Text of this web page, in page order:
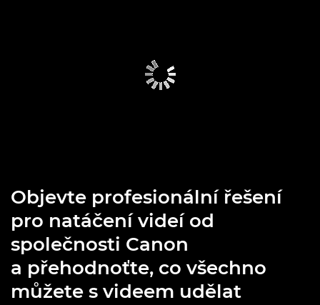
Objevte profesionální řešení
pro natáčení videí od
společnosti Canon
a přehodnoťte, co všechno
můžete s videem udělat